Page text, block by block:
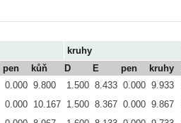
kruhy
pen kůň D E pen kruhy
0.000 9.800 1.500 8.433 0.000 9.933
0.000 10.167 1.500 8.367 0.000 9.867